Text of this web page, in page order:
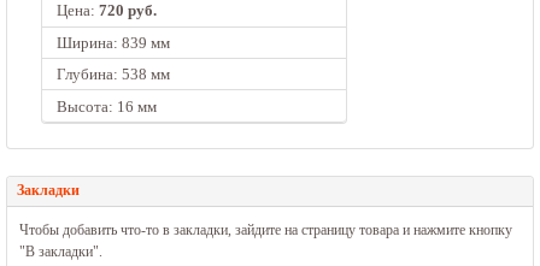
Цена: 720 руб.
Ширина: 839 мм
Глубина: 538 мм
Высота: 16 мм
Закладки
Чтобы добавить что-то в закладки, зайдите на страницу товара и нажмите кнопку
"В закладки".